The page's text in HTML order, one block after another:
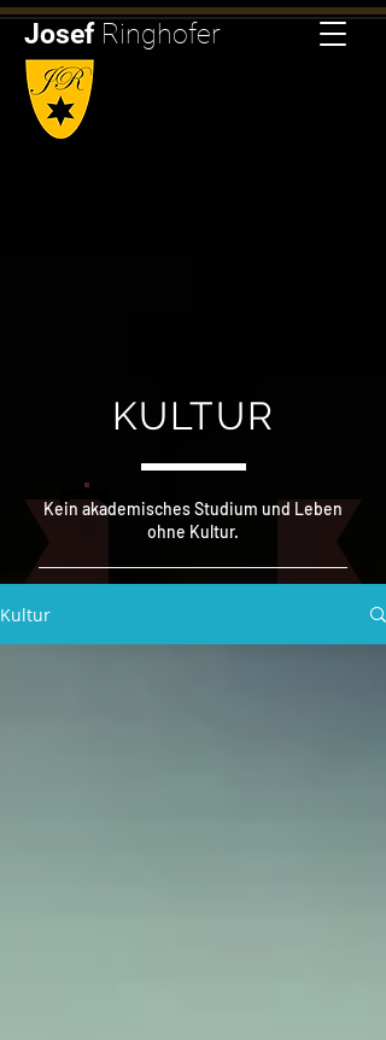
Josef Ringhofer
KULTUR
Kein akademisches Studium und Leben
ohne Kultur.
Kultur